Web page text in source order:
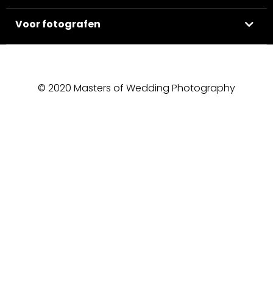
Voor fotografen
© 2020 Masters of Wedding Photography